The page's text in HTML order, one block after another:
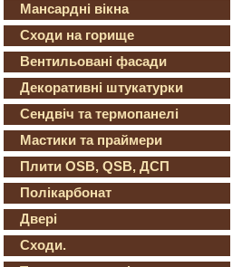
Мансардні вікна
Сходи на горище
Вентильовані фасади
Декоративні штукатурки
Сендвіч та термопанелі
Мастики та праймери
Плити OSB, QSB, ДСП
Полікарбонат
Двері
Сходи.